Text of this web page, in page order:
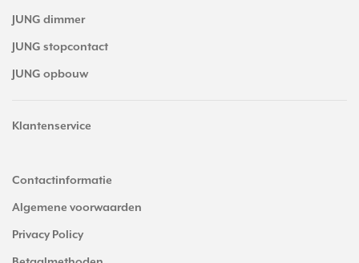
JUNG dimmer
JUNG stopcontact
JUNG opbouw
Klantenservice
Contactinformatie
Algemene voorwaarden
Privacy Policy